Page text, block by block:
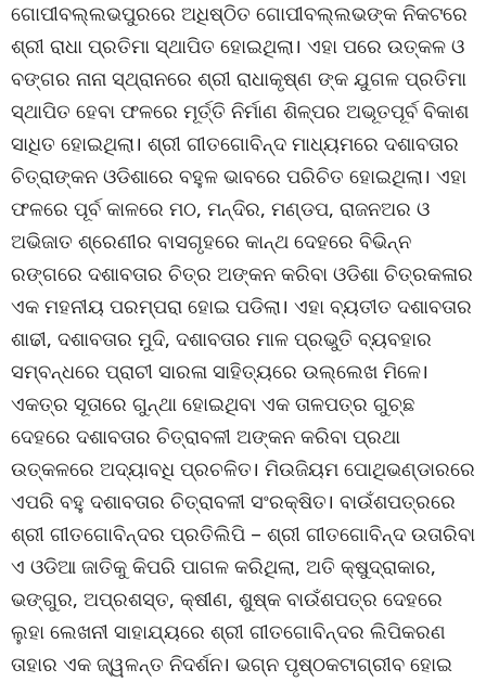
ଗୋପୀବଲ୍ଲଭପୁରରେ ଅଧିଷ୍ଠିତ ଗୋପୀବଲ୍ଲଭଙ୍କ ନିକଟରେ
ଶ୍ରୀ ରାଧା ପ୍ରତିମା ସ୍ଥାପିତ ହୋଇଥିଲା। ଏହା ପରେ ଉତ୍କଳ ଓ
ବଙ୍ଗର ନାନା ସ୍ଥ୍ରାନରେ ଶ୍ରୀ ରାଧାକୃଷ୍ଣ ଙ୍କ ଯୁଗଳ ପ୍ରତିମା
ସ୍ଥାପିତ ହେବା ଫଳରେ ମୂର୍ତ୍ତି ନିର୍ମାଣ ଶିଳ୍ପର ଅଭୂତପୂର୍ବ ବିକାଶ
ସାଧିତ ହୋଇଥିଲା। ଶ୍ରୀ ଗୀତଗୋବିନ୍ଦ ମାଧ୍ୟମରେ ଦଶାବତାର
ଚିତ୍ରାଙ୍କନ ଓଡିଶାରେ ବହୁଳ ଭାବରେ ପରିଚିତ ହୋଇଥିଲା। ଏହା
ଫଳରେ ପୂର୍ବ କାଳରେ ମଠ, ମନ୍ଦିର, ମଣ୍ଡପ, ରାଜନଅର ଓ
ଅଭିଜାତ ଶ୍ରେଣୀର ବାସଗୃହରେ କାନ୍ଥ ଦେହରେ ବିଭିନ୍ନ
ରଙ୍ଗରେ ଦଶାବତାର ଚିତ୍ର ଅଙ୍କନ କରିବା ଓଡିଶା ଚିତ୍ରକଳାର
ଏକ ମହନୀୟ ପରମ୍ପରା ହୋଇ ପଡିଲା। ଏହା ବ୍ୟତୀତ ଦଶାବତାର
ଶାଢୀ, ଦଶାବତାର ମୁଦି, ଦଶାବତାର ମାଳ ପ୍ରଭୁତି ବ୍ୟବହାର
ସମ୍ବନ୍ଧରେ ପ୍ରାଚୀ ସାରଳା ସାହିତ୍ୟରେ ଉଲ୍ଲେଖ ମିଳେ।
ଏକତ୍ର ସୂତାରେ ଗୁନ୍ଥା ହୋଇଥିବା ଏକ ତାଳପତ୍ର ଗୁଚ୍ଛ
ଦେହରେ ଦଶାବତାର ଚିତ୍ରାବଳୀ ଅଙ୍କନ କରିବା ପ୍ରଥା
ଉତ୍କଳରେ ଅଦ୍ୟାବଧି ପ୍ରଚଳିତ। ମିଉଜିୟମ ପୋଥିଭଣ୍ଡାରରେ
ଏପରି ବହୁ ଦଶାବତାର ଚିତ୍ରାବଳୀ ସଂରକ୍ଷିତ। ବାଉଁଶପତ୍ରରେ
ଶ୍ରୀ ଗୀତଗୋବିନ୍ଦର ପ୍ରତିଲିପି – ଶ୍ରୀ ଗୀତଗୋବିନ୍ଦ ଉତାରିବା
ଏ ଓଡିଆ ଜାତିକୁ କିପରି ପାଗଳ କରିଥିଲା, ଅତି କ୍ଷୁଦ୍ରାକାର,
ଭଙ୍ଗୁର, ଅପ୍ରଶସ୍ତ, କ୍ଷୀଣ, ଶୁଷ୍କ ବାଉଁଶପତ୍ର ଦେହରେ
ଲୁହା ଲେଖନୀ ସାହାଯ୍ୟରେ ଶ୍ରୀ ଗୀତଗୋବିନ୍ଦର ଲିପିକରଣ
ତାହାର ଏକ ଜ୍ୱଳନ୍ତ ନିଦର୍ଶନ। ଭଗ୍ନ ପୃଷ୍ଠକଟାଗ୍ରୀବ ହୋଇ